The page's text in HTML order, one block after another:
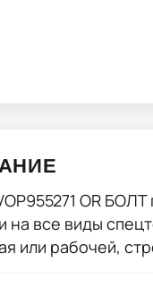
OR БОЛТ
на все виды
или рабочей,